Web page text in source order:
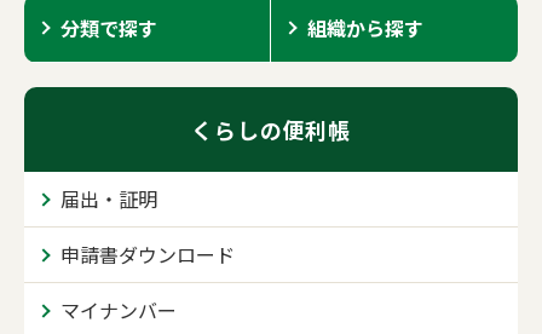
分類で探す 組織から探す
くらしの便利帳
届出・証明
申請書ダウンロード
マイナンバー